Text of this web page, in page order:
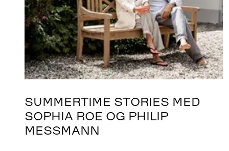
SUMMERTIME STORIES MED
SOPHIA ROE OG PHILIP
MESSMANN